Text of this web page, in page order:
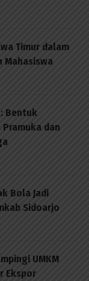
Timur dalam
Mahasiswa
Bentuk
dan
Bola Jadi
Sidoarjo
UMKM
Ekspor